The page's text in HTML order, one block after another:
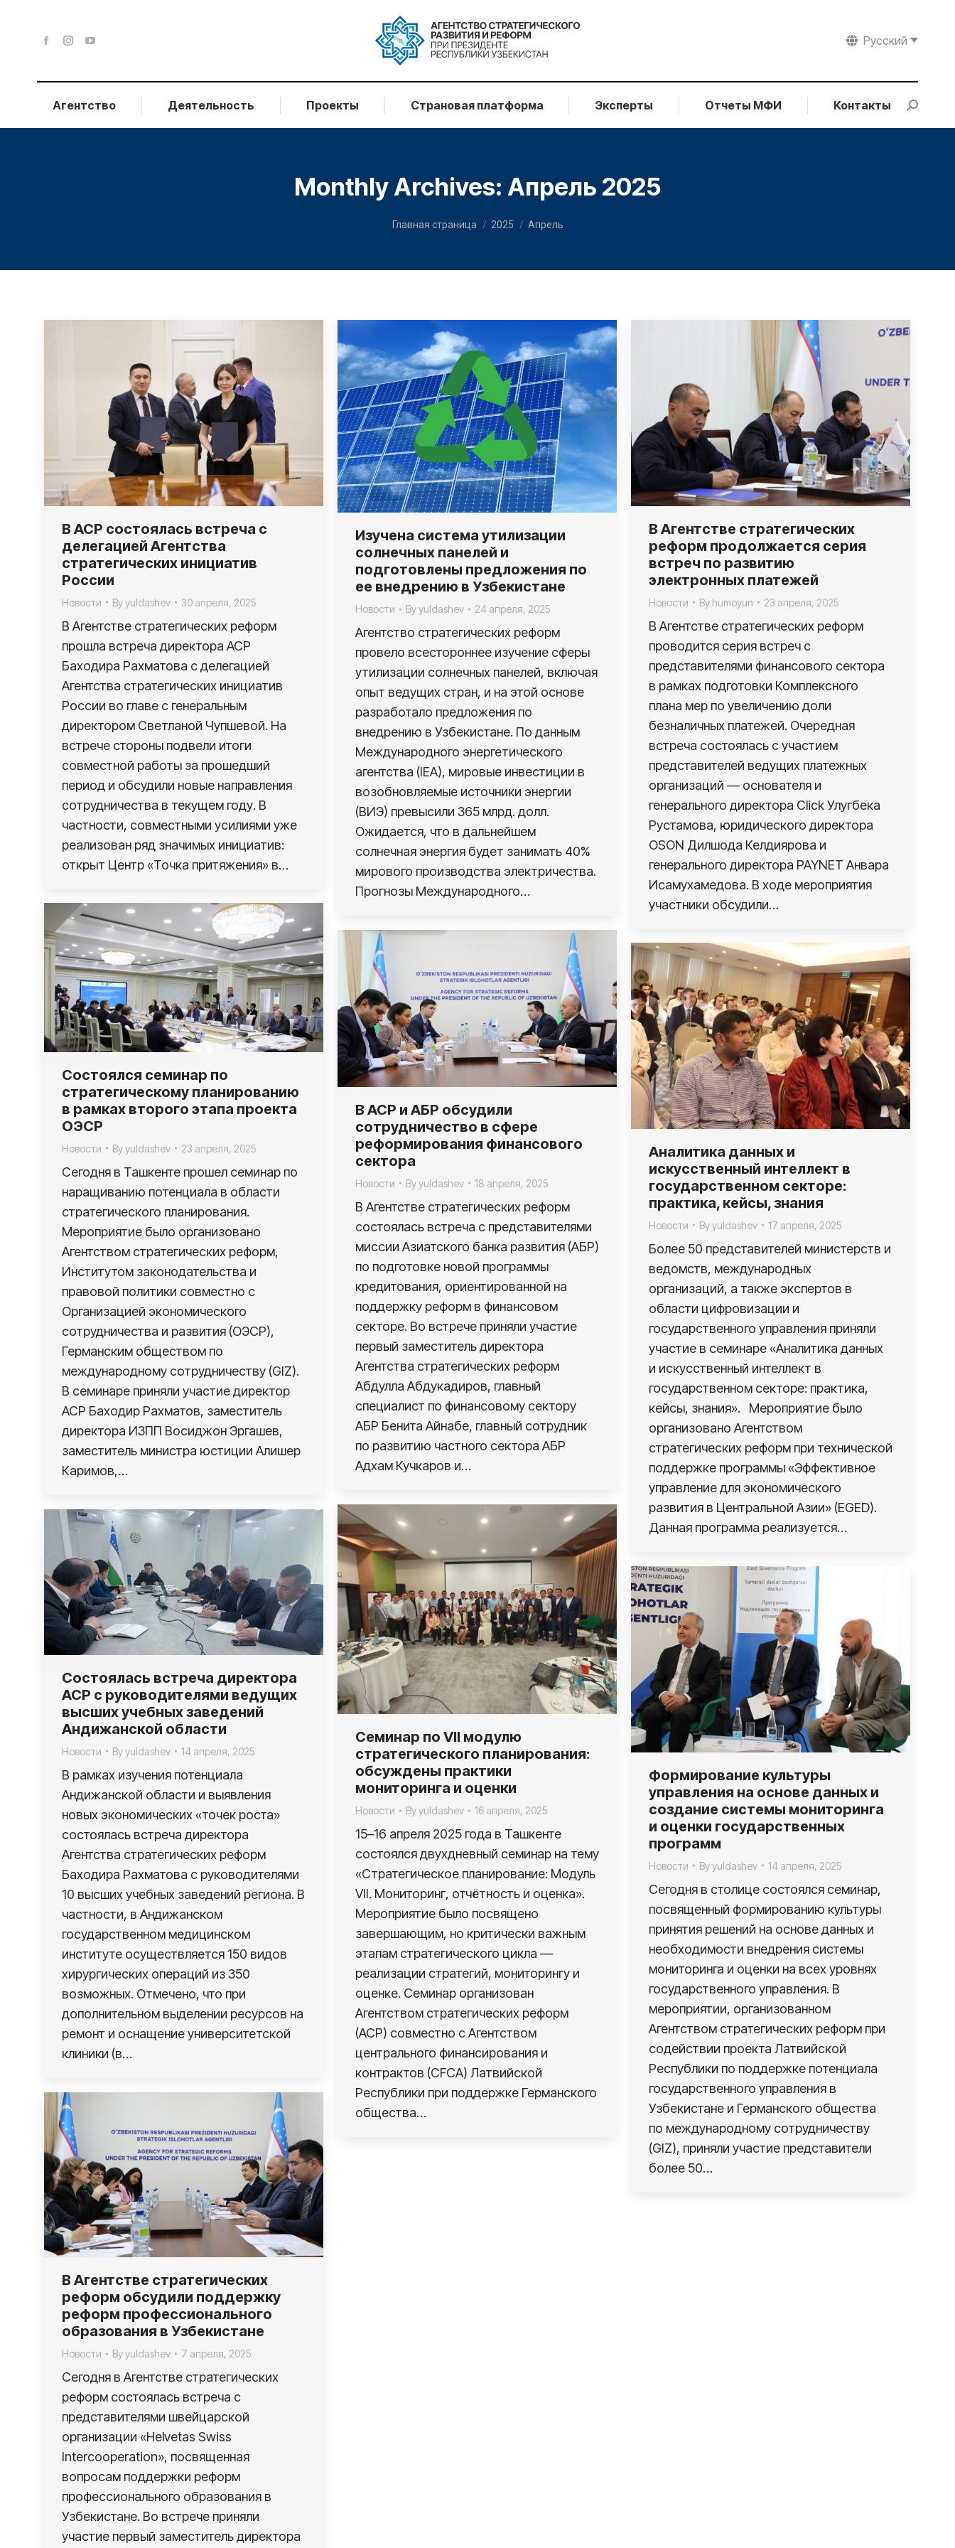
Русский
Агентство Деятельность Проекты Страновая платформа Эксперты Отчеты МФИ Контакты Search:
Monthly Archives: Апрель 2025
You are here:
Главная страница 2025 Апрель
В АСР состоялась встреча с
делегацией Агентства
стратегических инициатив
России
Новости Byyuldashev 30 апреля, 2025
В Агентстве стратегических реформ
прошла встреча директора АСР
Баходира Рахматова с делегацией
Агентства стратегических инициатив
России во главе с генеральным
директором Светланой Чупшевой. На
встрече стороны подвели итоги
совместной работы за прошедший
период и обсудили новые направления
сотрудничества в текущем году. В
частности, совместными усилиями уже
реализован ряд значимых инициатив:
открыт Центр «Точка притяжения» в…
Изучена система утилизации
солнечных панелей и
подготовлены предложения по
ее внедрению в Узбекистане
Новости Byyuldashev 24 апреля, 2025
Агентство стратегических реформ
провело всестороннее изучение сферы
утилизации солнечных панелей, включая
опыт ведущих стран, и на этой основе
разработало предложения по
внедрению в Узбекистане. По данным
Международного энергетического
агентства (IEA), мировые инвестиции в
возобновляемые источники энергии
(ВИЭ) превысили 365 млрд. долл.
Ожидается, что в дальнейшем
солнечная энергия будет занимать 40%
мирового производства электричества.
Прогнозы Международного…
В Агентстве стратегических
реформ продолжается серия
встреч по развитию
электронных платежей
Новости By humoyun 23 апреля, 2025
В Агентстве стратегических реформ
проводится серия встреч с
представителями финансового сектора
в рамках подготовки Комплексного
плана мер по увеличению доли
безналичных платежей. Очередная
встреча состоялась с участием
представителей ведущих платежных
организаций — основателя и
генерального директора Click Улугбека
Рустамова, юридического директора
OSON Дилшода Келдиярова и
генерального директора PAYNET Анвара
Исамухамедова. В ходе мероприятия
участники обсудили…
Состоялся семинар по
стратегическому планированию
в рамках второго этапа проекта
ОЭСР
Новости Byyuldashev 23 апреля, 2025
Сегодня в Ташкенте прошел семинар по
наращиванию потенциала в области
стратегического планирования.
Мероприятие было организовано
Агентством стратегических реформ,
Институтом законодательства и
правовой политики совместно с
Организацией экономического
сотрудничества и развития (ОЭСР),
Германским обществом по
международному сотрудничеству (GIZ).
В семинаре приняли участие директор
АСР Баходир Рахматов, заместитель
директора ИЗПП Восиджон Эргашев,
заместитель министра юстиции Алишер
Каримов,…
В АСР и АБР обсудили
сотрудничество в сфере
реформирования финансового
сектора
Новости Byyuldashev 18 апреля, 2025
В Агентстве стратегических реформ
состоялась встреча с представителями
миссии Азиатского банка развития (АБР)
по подготовке новой программы
кредитования, ориентированной на
поддержку реформ в финансовом
секторе. Во встрече приняли участие
первый заместитель директора
Агентства стратегических реформ
Абдулла Абдукадиров, главный
специалист по финансовому сектору
АБР Бенита Айнабе, главный сотрудник
по развитию частного сектора АБР
Адхам Кучкаров и…
Аналитика данных и
искусственный интеллект в
государственном секторе:
практика, кейсы, знания
Новости Byyuldashev 17 апреля, 2025
Более 50 представителей министерств и
ведомств, международных
организаций, а также экспертов в
области цифровизации и
государственного управления приняли
участие в семинаре «Аналитика данных
и искусственный интеллект в
государственном секторе: практика,
кейсы, знания». Мероприятие было
организовано Агентством
стратегических реформ при технической
поддержке программы «Эффективное
управление для экономического
развития в Центральной Азии» (EGED).
Данная программа реализуется…
Семинар по VII модулю
стратегического планирования:
обсуждены практики
мониторинга и оценки
Новости Byyuldashev 16 апреля, 2025
15–16 апреля 2025 года в Ташкенте
состоялся двухдневный семинар на тему
«Стратегическое планирование: Модуль
VII. Мониторинг, отчётность и оценка».
Мероприятие было посвящено
завершающим, но критически важным
этапам стратегического цикла —
реализации стратегий, мониторингу и
оценке. Семинар организован
Агентством стратегических реформ
(АСР) совместно с Агентством
центрального финансирования и
контрактов (CFCA) Латвийской
Республики при поддержке Германского
общества…
Состоялась встреча директора
АСР с руководителями ведущих
высших учебных заведений
Андижанской области
Новости Byyuldashev 14 апреля, 2025
В рамках изучения потенциала
Андижанской области и выявления
новых экономических «точек роста»
состоялась встреча директора
Агентства стратегических реформ
Баходира Рахматова с руководителями
10 высших учебных заведений региона. В
частности, в Андижанском
государственном медицинском
институте осуществляется 150 видов
хирургических операций из 350
возможных. Отмечено, что при
дополнительном выделении ресурсов на
ремонт и оснащение университетской
клиники (в…
Формирование культуры
управления на основе данных и
создание системы мониторинга
и оценки государственных
программ
Новости Byyuldashev 14 апреля, 2025
Сегодня в столице состоялся семинар,
посвященный формированию культуры
принятия решений на основе данных и
необходимости внедрения системы
мониторинга и оценки на всех уровнях
государственного управления. В
мероприятии, организованном
Агентством стратегических реформ при
содействии проекта Латвийской
Республики по поддержке потенциала
государственного управления в
Узбекистане и Германского общества
по международному сотрудничеству
(GIZ), приняли участие представители
более 50…
В Агентстве стратегических
реформ обсудили поддержку
реформ профессионального
образования в Узбекистане
Новости Byyuldashev 7 апреля, 2025
Сегодня в Агентстве стратегических
реформ состоялась встреча с
представителями швейцарской
организации «Helvetas Swiss
Intercooperation», посвященная
вопросам поддержки реформ
профессионального образования в
Узбекистане. Во встрече приняли
участие первый заместитель директора